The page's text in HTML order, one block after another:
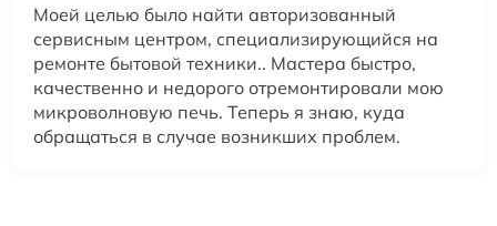
Моей целью было найти авторизованный
сервисным центром, специализирующийся на
ремонте бытовой техники.. Мастера быстро,
качественно и недорого отремонтировали мою
микроволновую печь. Теперь я знаю, куда
обращаться в случае возникших проблем.